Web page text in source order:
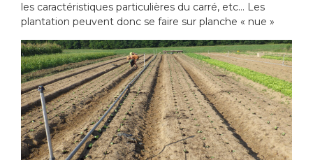
les caractéristiques particulières du carré, etc… Les
plantation peuvent donc se faire sur planche « nue »